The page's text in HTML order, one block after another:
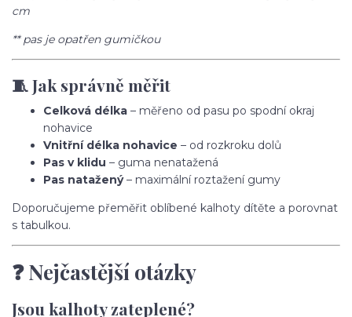
cm
** pas je opatřen gumičkou
🧵 Jak správně měřit
Celková délka – měřeno od pasu po spodní okraj
nohavice
Vnitřní délka nohavice – od rozkroku dolů
Pas v klidu – guma nenatažená
Pas natažený– maximální roztažení gumy
Doporučujeme přeměřit oblíbené kalhoty dítěte a porovnat
s tabulkou.
❓ Nejčastější otázky
Jsou kalhoty zateplené?